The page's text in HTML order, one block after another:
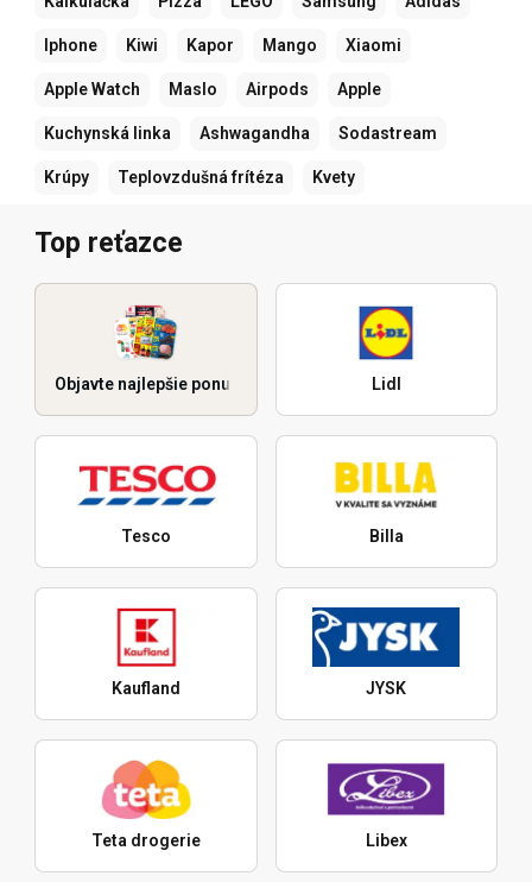
Iphone Kiwi Kapor Mango Xiaomi
Apple Watch Maslo Airpods Apple
Kuchynská linka Ashwagandha Sodastream
Krúpy Teplovzdušná frítéza Kvety
Top reťazce
Objavte najlepšie ponuky Lidl
Tesco Billa
Kaufland JYSK
Teta drogerie Libex